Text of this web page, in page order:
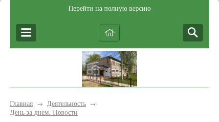
Перейти на полную версию
Главная → Деятельность →
День за днем. Новости